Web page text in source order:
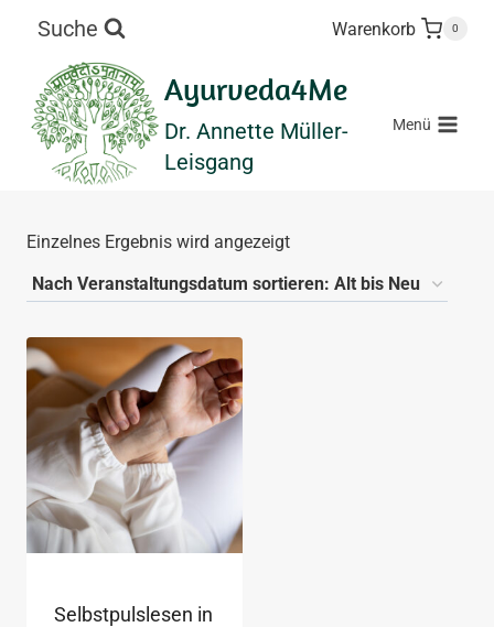
springen
Suche Warenkorb 0
Ayurveda4Me
Dr. Annette Müller-
Leisgang
Menü
Einzelnes Ergebnis wird angezeigt
Selbstpulslesen in